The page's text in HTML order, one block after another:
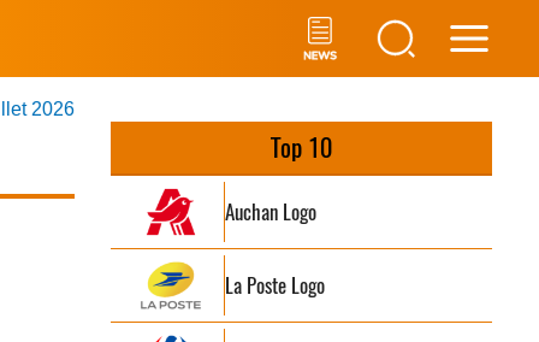
2026
Top 10
Auchan Logo
La Poste Logo